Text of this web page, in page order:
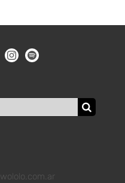
wololo.com.ar